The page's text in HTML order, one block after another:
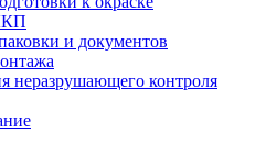
и документов
неразрушающего контроля